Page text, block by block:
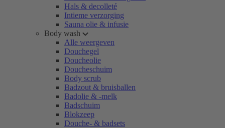
Hals & decolleté
Intieme verzorging
Sauna olie & infusie
Body wash
Alle weergeven
Douchegel
Doucheolie
Doucheschuim
Body scrub
Badzout & bruisballen
Badolie & -melk
Badschuim
Blokzeep
Douche- & badsets